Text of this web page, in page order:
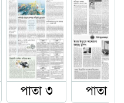
পাতা ৩ পাতা ৪